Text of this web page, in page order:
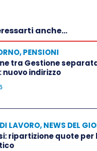
anche...
,PENSIONI
tra Gestione
indirizzo
LAVORO,NEWS DEL
ripartizione quote